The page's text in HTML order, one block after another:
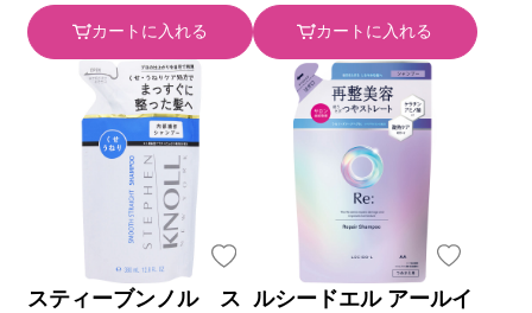
カートに入れる カートに入れる
スティーブンノル ス ルシードエル アールイ